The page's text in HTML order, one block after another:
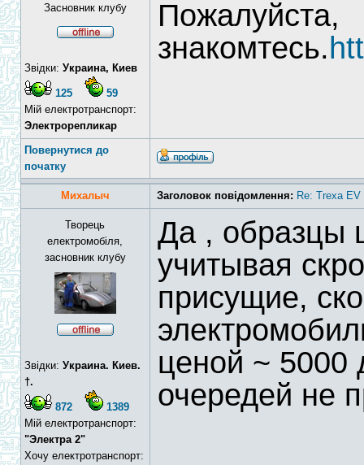
Засновник клубу
Звідки: Украина, Киев
125
59
Мій електротранспорт:
Электрорепликар
Пожалуйста,
знакомтесь.
Повернутися до
початку
Михалыч Заголовок повідомлення: Re: Trexa EV
Творець
електромобіля,
засновник клубу
Звідки: Украина. Киев.
†.
872
1389
Мій електротранспорт:
"Электра 2"
Хочу електротранспорт:
Да , образцы
учитывая
присущие,
ценой ~ 5000
очередей не